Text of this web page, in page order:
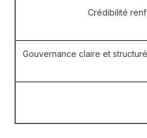
Crédibilité
Gouvernance claire et